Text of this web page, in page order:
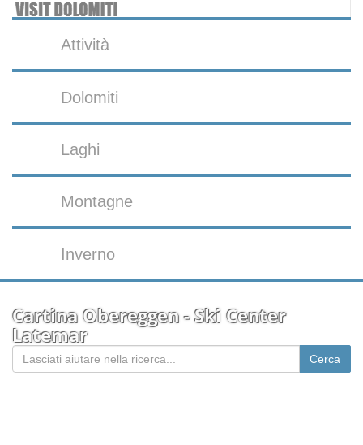
Attività
Dolomiti
Laghi
Montagne
Inverno
Cartina Obereggen - Ski Center
Latemar